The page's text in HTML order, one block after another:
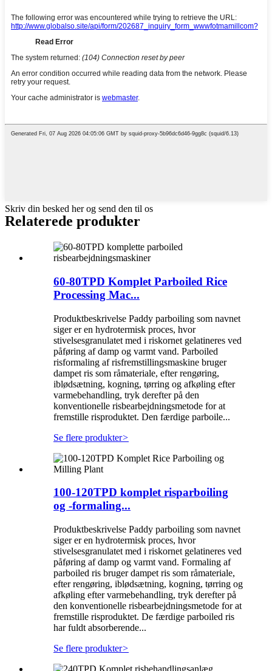
Skriv din besked her og send den til os
Relaterede produkter
60-80TPD Komplet Parboiled Rice
Processing Mac...
Produktbeskrivelse Paddy parboiling som navnet
siger er en hydrotermisk proces, hvor
stivelsesgranulatet med i riskornet gelatineres ved
påføring af damp og varmt vand. Parboiled
risformaling af risfremstillingsmaskine bruger
dampet ris som råmateriale, efter rengøring,
iblødsætning, kogning, tørring og afkøling efter
varmebehandling, tryk derefter på den
konventionelle risbearbejdningsmetode for at
fremstille risproduktet. Den færdige parboile...
Se flere produkter>
100-120TPD komplet risparboiling
og -formaling...
Produktbeskrivelse Paddy parboiling som navnet
siger er en hydrotermisk proces, hvor
stivelsesgranulatet med i riskornet gelatineres ved
påføring af damp og varmt vand. Formaling af
parboiled ris bruger dampet ris som råmateriale,
efter rengøring, iblødsætning, kogning, tørring og
afkøling efter varmebehandling, tryk derefter på
den konventionelle risbearbejdningsmetode for at
fremstille risproduktet. De færdige parboiled ris
har fuldt absorberende...
Se flere produkter>